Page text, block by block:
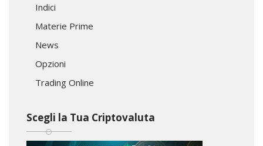
Indici
Materie Prime
News
Opzioni
Trading Online
Scegli la Tua Criptovaluta